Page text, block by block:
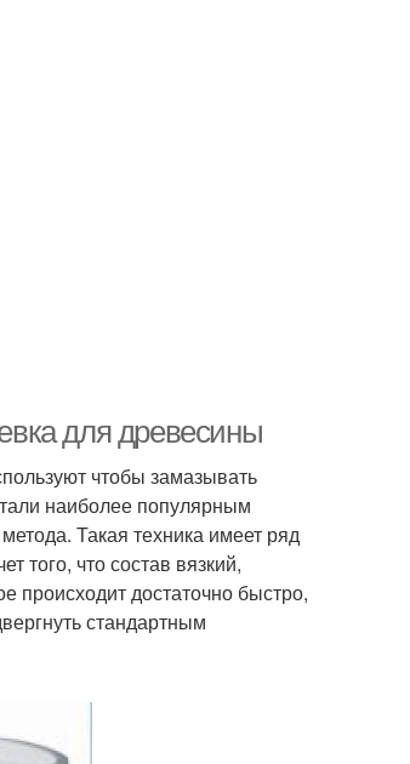
для древесины
чтобы замазывать
наиболее популярным
Такая техника имеет ряд
того, что состав вязкий,
происходит достаточно быстро,
стандартным